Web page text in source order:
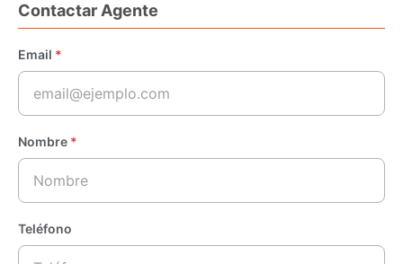
Contactar Agente
Email *
Nombre *
Teléfono